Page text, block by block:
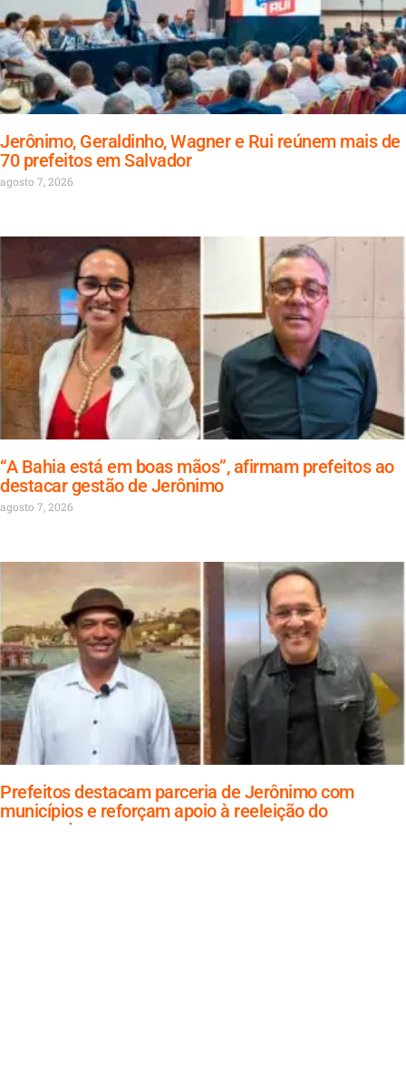
Jerônimo, Geraldinho, Wagner e Rui reúnem mais de
70 prefeitos em Salvador
agosto 7, 2026
“A Bahia está em boas mãos”, afirmam prefeitos ao
destacar gestão de Jerônimo
agosto 7, 2026
Prefeitos destacam parceria de Jerônimo com
municípios e reforçam apoio à reeleição do
governador